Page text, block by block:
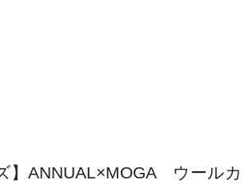
】ANNUAL×MOGA ウールカ